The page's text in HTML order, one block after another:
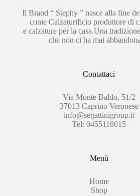
Il Brand “ Stephy ” nasce alla fine
come Calzaturificio produttore di
e calzature per la casa.Una
che non ci ha mai
Contattaci
Via Monte Baldo, 51/2
37013 Caprino Veronese
info@segattinigroup.it
Tel: 0455118015
Menù
Home
Shop